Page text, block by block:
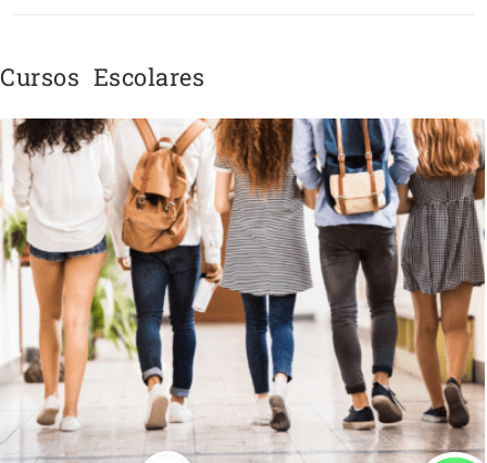
Cursos Escolares